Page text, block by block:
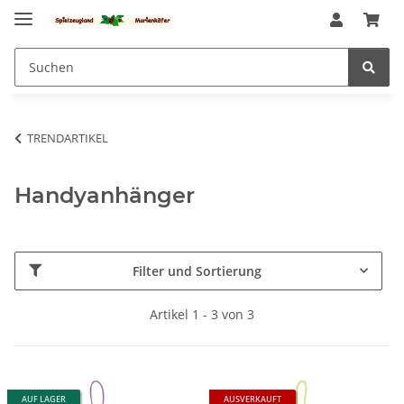
TRENDARTIKEL
Handyanhänger
Filter und Sortierung
Artikel 1 - 3 von 3
AUF LAGER AUSVERKAUFT